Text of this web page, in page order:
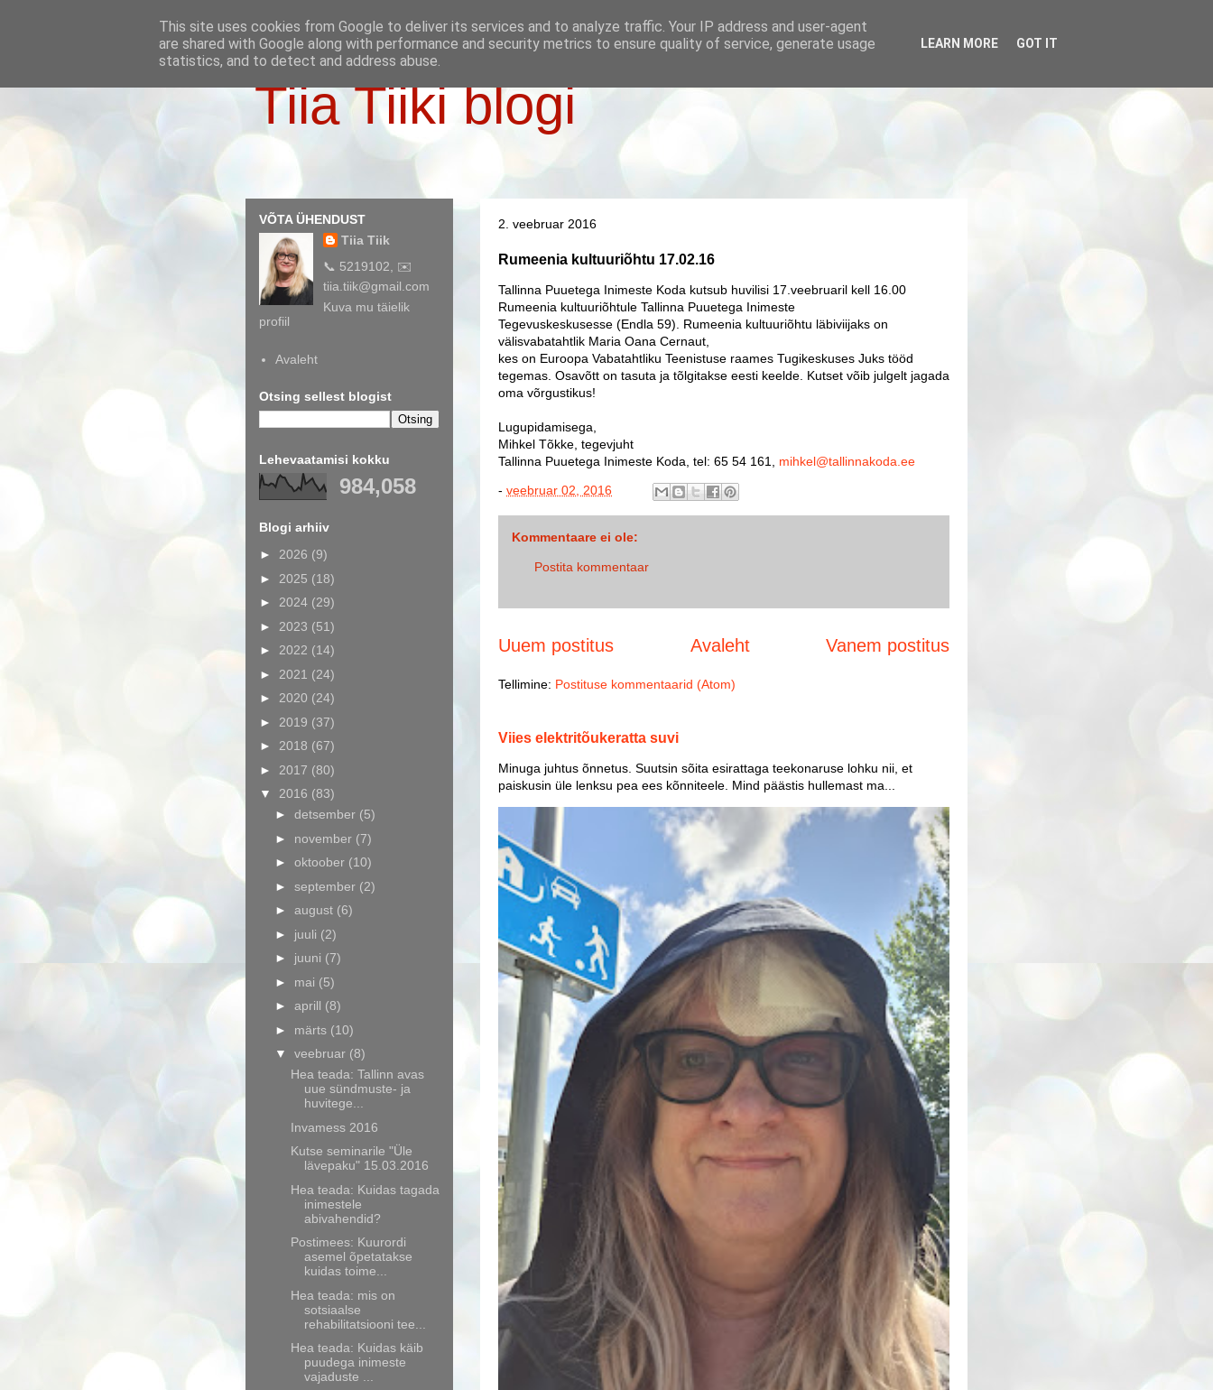
Tiia Tiiki blogi
2. veebruar 2016
Rumeenia kultuuriõhtu 17.02.16
Tallinna Puuetega Inimeste Koda kutsub huvilisi 17.veebruaril kell 16.00
Rumeenia kultuuriõhtule Tallinna Puuetega Inimeste
Tegevuskeskusesse (Endla 59). Rumeenia kultuuriõhtu läbiviijaks on
välisvabatahtlik Maria Oana Cernaut,
kes on Euroopa Vabatahtliku Teenistuse raames Tugikeskuses Juks tööd
tegemas. Osavõtt on tasuta ja tõlgitakse eesti keelde. Kutset võib julgelt jagada
oma võrgustikus!
Lugupidamisega,
Mihkel Tõkke, tegevjuht
Tallinna Puuetega Inimeste Koda, tel: 65 54 161, mihkel@tallinnakoda.ee
- veebruar 02, 2016
Kommentaare ei ole:
Postita kommentaar
Uuem postitus Vanem postitus
Avaleht
Tellimine: Postituse kommentaarid (Atom)
Viies elektritõukeratta suvi
Minuga juhtus õnnetus. Suutsin sõita esirattaga teekonaruse lohku nii, et
paiskusin üle lenksu pea ees kõnniteele. Mind päästis hullemast ma...
VÕTA ÜHENDUST
Tiia Tiik
📞 5219102, ✉️
tiia.tiik@gmail.com
Kuva mu täielik
profiil
Avaleht
Otsing sellest blogist
Lehevaatamisi kokku
984,058
Blogi arhiiv
► 2026 (9)
► 2025 (18)
► 2024 (29)
► 2023 (51)
► 2022 (14)
► 2021 (24)
► 2020 (24)
► 2019 (37)
► 2018 (67)
► 2017 (80)
▼ 2016 (83)
► detsember (5)
► november (7)
► oktoober (10)
► september (2)
► august (6)
► juuli (2)
► juuni (7)
► mai (5)
► aprill (8)
► märts (10)
▼ veebruar (8)
Hea teada: Tallinn avas
uue sündmuste- ja
huvitege...
Invamess 2016
Kutse seminarile "Üle
lävepaku" 15.03.2016
Hea teada: Kuidas tagada
inimestele
abivahendid?
Postimees: Kuurordi
asemel õpetatakse
kuidas toime...
Hea teada: mis on
sotsiaalse
rehabilitatsiooni tee...
Hea teada: Kuidas käib
puudega inimeste
vajaduste ...
This site uses cookies from Google to deliver its services and to analyze traffic. Your IP address and user-agent
are shared with Google along with performance and security metrics to ensure quality of service, generate usage
statistics, and to detect and address abuse.
LEARN MORE GOT IT